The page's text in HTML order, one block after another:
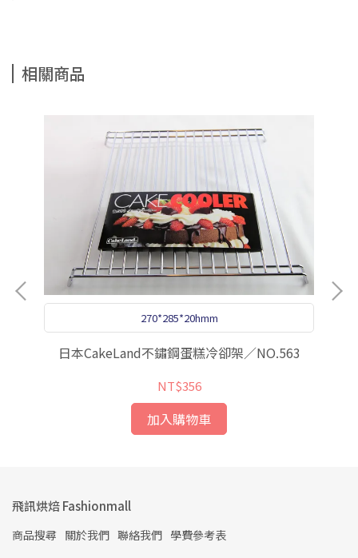
相關商品
270*285*20hmm
日本CakeLand不鏽鋼蛋糕冷卻架／NO.563
NT$356
加入購物車
飛訊烘焙 Fashionmall
商品搜尋 關於我們 聯絡我們 學費參考表